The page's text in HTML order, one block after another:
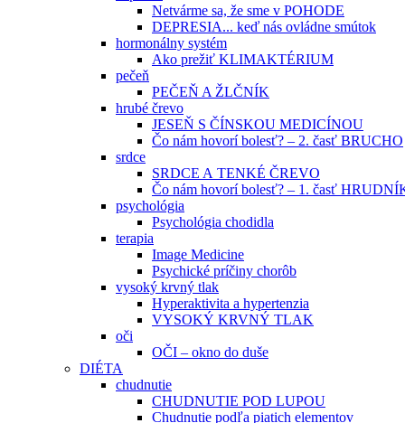
Netvárme sa, že sme v POHODE
DEPRESIA... keď nás ovládne smútok
hormonálny systém
Ako prežiť KLIMAKTÉRIUM
pečeň
PEČEŇ A ŽLČNÍK
hrubé črevo
JESEŇ S ČÍNSKOU MEDICÍNOU
Čo nám hovorí bolesť? – 2. časť BRUCHO
srdce
SRDCE A TENKÉ ČREVO
Čo nám hovorí bolesť? – 1. časť
psychológia
Psychológia chodidla
terapia
Image Medicine
Psychické príčiny chorôb
vysoký krvný tlak
Hyperaktivita a hypertenzia
VYSOKÝ KRVNÝ TLAK
oči
OČI – okno do duše
DIÉTA
chudnutie
CHUDNUTIE POD LUPOU
Chudnutie podľa piatich elementov